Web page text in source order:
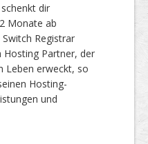
dir
Monate ab
Registrar
Hosting Partner, der
Leben erweckt, so
Hosting-
und